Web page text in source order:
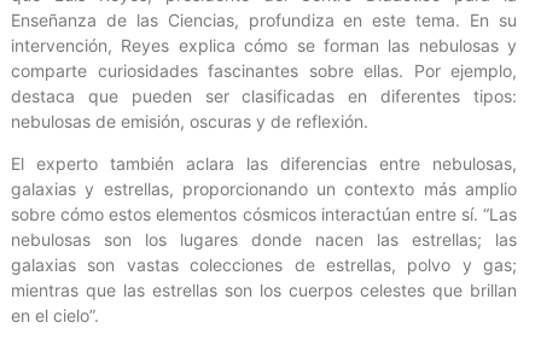
Enseñanza de las Ciencias, profundiza en este tema. En su
intervención, Reyes explica cómo se forman las nebulosas y
comparte curiosidades fascinantes sobre ellas. Por ejemplo,
destaca que pueden ser clasificadas en diferentes tipos:
nebulosas de emisión, oscuras y de reflexión.
El experto también aclara las diferencias entre nebulosas,
galaxias y estrellas, proporcionando un contexto más amplio
sobre cómo estos elementos cósmicos interactúan entre sí. “Las
nebulosas son los lugares donde nacen las estrellas; las
galaxias son vastas colecciones de estrellas, polvo y gas;
mientras que las estrellas son los cuerpos celestes que brillan
en el cielo”.